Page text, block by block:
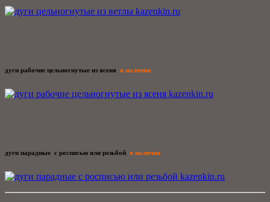
дуги рабочие цельногнутые из ясеня в наличии
дуги парадные с росписью или резьбой в наличии